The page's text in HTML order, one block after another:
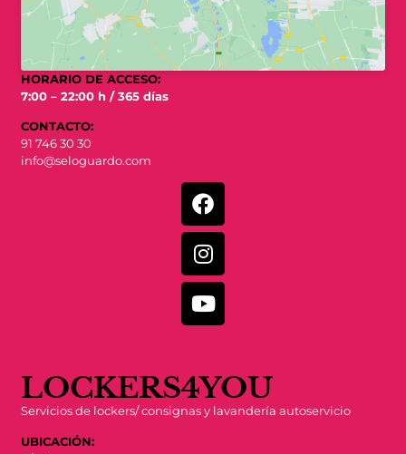
HORARIO DE ACCESO:
7:00 – 22:00 h / 365 días
CONTACTO:
91 746 30 30
info@seloguardo.com
LOCKERS4YOU
Servicios de lockers/ consignas y lavandería autoservicio
UBICACIÓN: